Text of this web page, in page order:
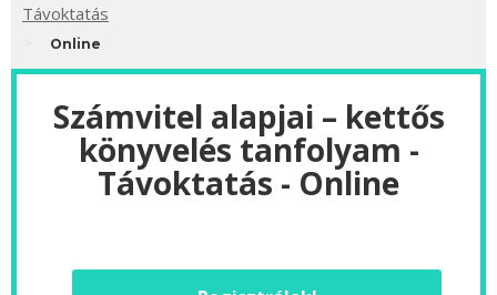
Távoktatás
Online
Számvitel alapjai – kettős
könyvelés tanfolyam -
Távoktatás - Online